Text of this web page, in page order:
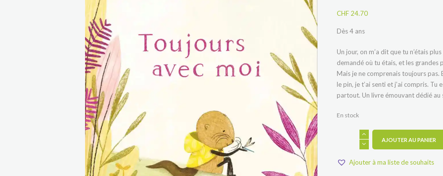
CHF 24.70
Dès 4 ans
Un jour, on m’a dit que tu n’étais
demandé où tu étais, et les grandes
Mais je ne comprenais toujours pas.
le pin, je t’ai senti et j’ai compris.
partout. Un livre émouvant dédié au
En stock
Toujours
moi
AJOUTER AU PANIER
Ajouter à ma liste de souhaits